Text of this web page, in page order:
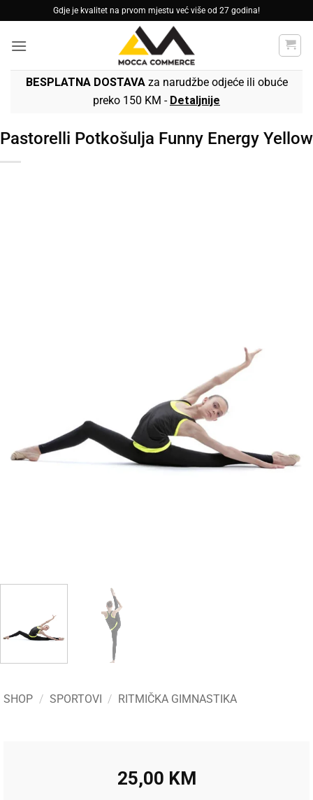
to
content
Gdje je kvalitet na prvom mjestu već više od 27 godina!
BESPLATNA DOSTAVAza narudžbe odjeće ili obuće
preko 150 KM - Detaljnije
Pastorelli Potkošulja Funny Energy Yellow
SHOP / SPORTOVI / RITMIČKA GIMNASTIKA
25,00 KM